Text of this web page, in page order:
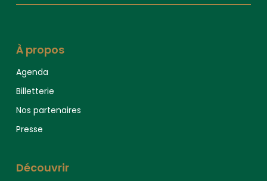
À propos
Agenda
Billetterie
Nos partenaires
Presse
Découvrir